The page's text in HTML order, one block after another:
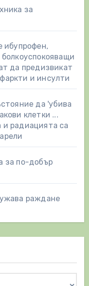
за
ибупрофен,
да предизвикат
и инсулти
да 'убива
клетки ...
радиацията са
за по-добър
раждане